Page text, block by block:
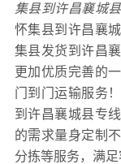
集县到许昌襄城
怀集县到许昌襄
集县发货到许昌
更加优质完善的
门到门运输服务
到许昌襄城县专
的需求量身定制
分拣等服务，满足